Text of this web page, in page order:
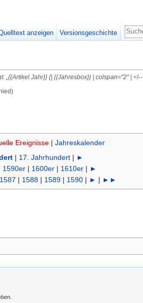
„{{Artikel Jahr}} {| {{Jahresbox}} | colspan="2" | <!--
Ereignisse| Jahreskalender
| 17. Jahrhundert| ►
1590er | 1600er | 1610er | ►
1587 | 1588| 1589| 1590| ► | ►►
anzeigen Versionsgeschichte